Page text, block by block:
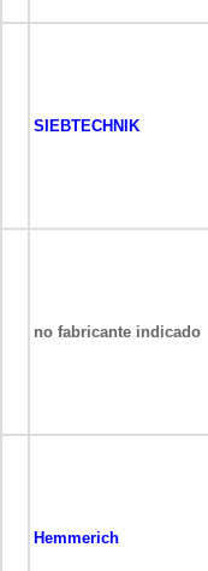
SIEBTECHNIK
no fabricante indicado
Hemmerich